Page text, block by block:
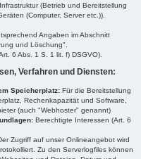
(Betrieb und Bereitstellung
(Computer, Server etc.)).
Angaben im Abschnitt
und Löschung".
6 Abs. 1 S. 1 lit. f) DSGVO).
Verfahren und Diensten:
Speicherplatz: Für die Bereitstellung
Rechenkapazität und Software,
(auch "Webhoster" genannt)
Berechtigte Interessen (Art. 6
Zugriff auf unser Onlineangebot wird
Zu den Serverlogfiles können